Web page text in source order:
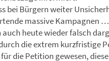
bei Bürgern weiter
massive Kampagnen
auch heute wieder falsch
die extrem kurzfristige
die Petition gewesen,